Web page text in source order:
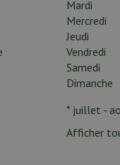
Mardi
Mercredi
Jeudi
Vendredi
Samedi
Dimanche
* juillet -
Afficher